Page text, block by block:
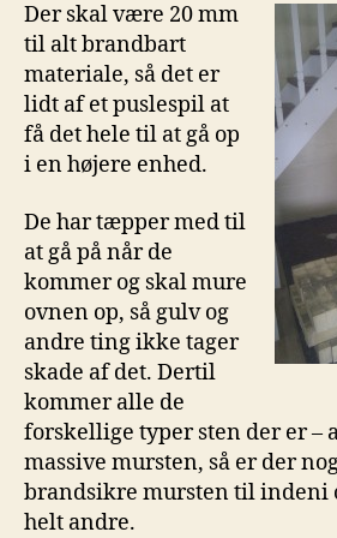
Der skal være 20 mm
til alt brandbart
materiale, så det er
lidt af et puslespil at
få det hele til at gå op
i en højere enhed.
De har tæpper med til
at gå på når de
kommer og skal mure
ovnen op, så gulv og
andre ting ikke tager
skade af det. Dertil
kommer alle de
forskellige typer sten der er –
massive mursten, så er der
brandsikre mursten til indeni
helt andre.